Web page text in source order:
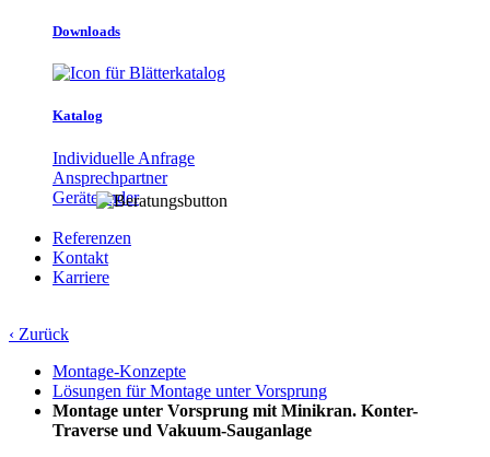
Downloads
Katalog
Individuelle Anfrage
Ansprechpartner
Gerätefinder
Referenzen
Kontakt
Karriere
‹ Zurück
Montage-Konzepte
Lösungen für Montage unter Vorsprung
Montage unter Vorsprung mit Minikran. Konter-
Traverse und Vakuum-Sauganlage